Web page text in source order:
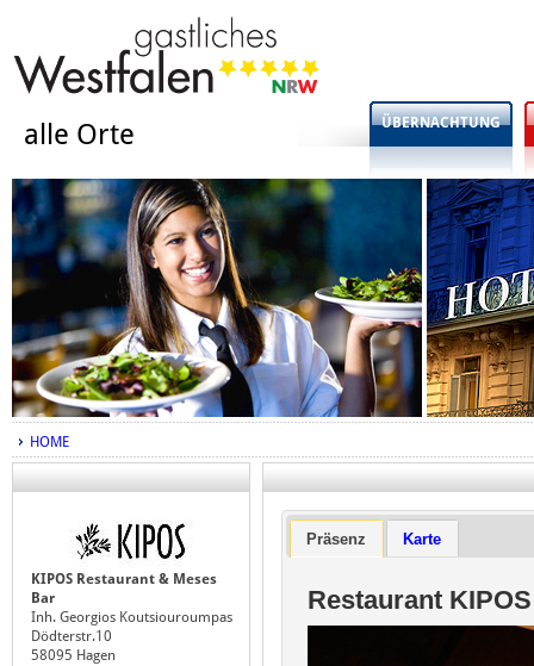
alle Orte ÜBERNACHTUNG
HOME
KIPOS Restaurant & Meses
Bar
Inh. Georgios Koutsiouroumpas
Dödterstr.10
58095 Hagen
Präsenz Karte
Restaurant KIPOS